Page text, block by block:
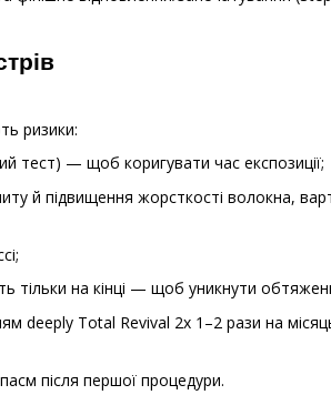
ризики:
тест) — щоб коригувати час експозиції;
й підвищення жорсткості волокна,
тільки на кінці — щоб уникнути
deeply Total Revival 2x 1–2 рази на
після першої процедури.